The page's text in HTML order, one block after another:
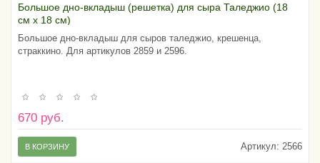
Большое дно-вкладыш (решетка) для сыра Таледжио (18
см х 18 см)
Большое дно-вкладыш для сыров таледжио, крешенца,
страккино. Для артикулов 2859 и 2596.
670 руб.
Артикул: 2566
В КОРЗИНУ